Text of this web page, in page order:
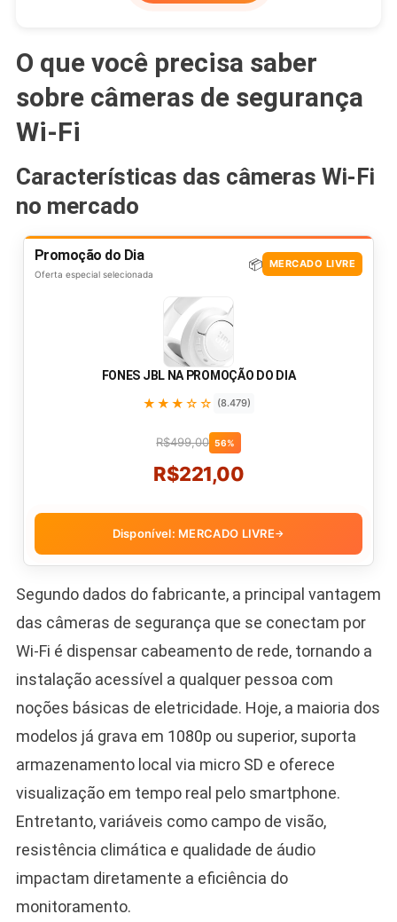
O que você precisa saber
sobre câmeras de segurança
Wi-Fi
Características das câmeras Wi-Fi
no mercado
Promoção do Dia
Oferta especial selecionada
📦 MERCADO LIVRE
FONES JBL NA PROMOÇÃO DO DIA
★★★☆☆ (8.479)
R$499,00 56%
R$221,00
Disponível: MERCADO LIVRE→
Segundo dados do fabricante, a principal vantagem
das câmeras de segurança que se conectam por
Wi-Fi é dispensar cabeamento de rede, tornando a
instalação acessível a qualquer pessoa com
noções básicas de eletricidade. Hoje, a maioria dos
modelos já grava em 1080p ou superior, suporta
armazenamento local via micro SD e oferece
visualização em tempo real pelo smartphone.
Entretanto, variáveis como campo de visão,
resistência climática e qualidade de áudio
impactam diretamente a eficiência do
monitoramento.